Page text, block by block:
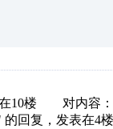
在10楼 对内容
回复，发表